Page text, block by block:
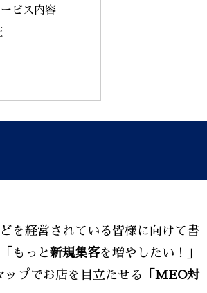
ビス内容
を経営されている皆様に向けて書
もっと新規集客を増やしたい！」
プでお店を目立たせる「 MEO対